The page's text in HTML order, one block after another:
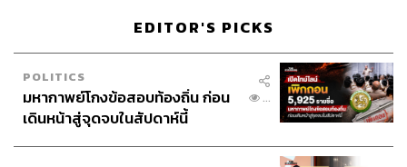
EDITOR'S PICKS
POLITICS
มหากาพย์โกงข้อสอบท้องถิ่น ก่อน
เดินหน้าสู่จุดจบในสัปดาห์นี้
...